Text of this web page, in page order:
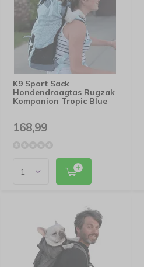
K9 Sport Sack
Hondendraagtas Rugzak
Kompanion Tropic Blue
168,99